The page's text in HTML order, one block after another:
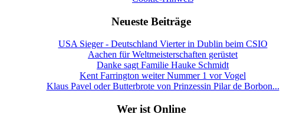
Neueste Beiträge
USA Sieger - Deutschland Vierter in Dublin beim CSIO
Aachen für Weltmeisterschaften gerüstet
Danke sagt Familie Hauke Schmidt
Kent Farrington weiter Nummer 1 vor Vogel
Klaus Pavel oder Butterbrote von Prinzessin Pilar de Borbon...
Wer ist Online